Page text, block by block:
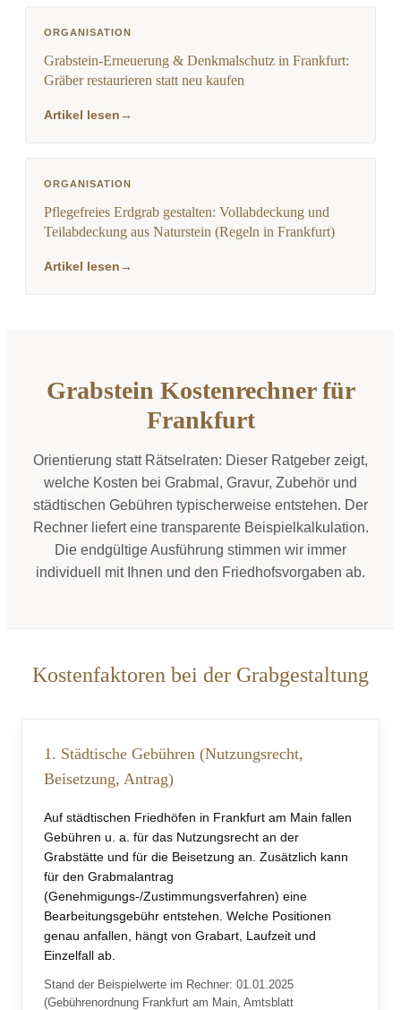
ORGANISATION
Grabstein-Erneuerung & Denkmalschutz in Frankfurt:
Gräber restaurieren statt neu kaufen
Artikel lesen→
ORGANISATION
Pflegefreies Erdgrab gestalten: Vollabdeckung und
Teilabdeckung aus Naturstein (Regeln in Frankfurt)
Artikel lesen→
Grabstein Kostenrechner für
Frankfurt
Orientierung statt Rätselraten: Dieser Ratgeber zeigt,
welche Kosten bei Grabmal, Gravur, Zubehör und
städtischen Gebühren typischerweise entstehen. Der
Rechner liefert eine transparente Beispielkalkulation.
Die endgültige Ausführung stimmen wir immer
individuell mit Ihnen und den Friedhofsvorgaben ab.
Kostenfaktoren bei der Grabgestaltung
1. Städtische Gebühren (Nutzungsrecht,
Beisetzung, Antrag)
Auf städtischen Friedhöfen in Frankfurt am Main fallen
Gebühren u. a. für das Nutzungsrecht an der
Grabstätte und für die Beisetzung an. Zusätzlich kann
für den Grabmalantrag
(Genehmigungs-/Zustimmungsverfahren) eine
Bearbeitungsgebühr entstehen. Welche Positionen
genau anfallen, hängt von Grabart, Laufzeit und
Einzelfall ab.
Stand der Beispielwerte im Rechner: 01.01.2025
(Gebührenordnung Frankfurt am Main, Amtsblatt